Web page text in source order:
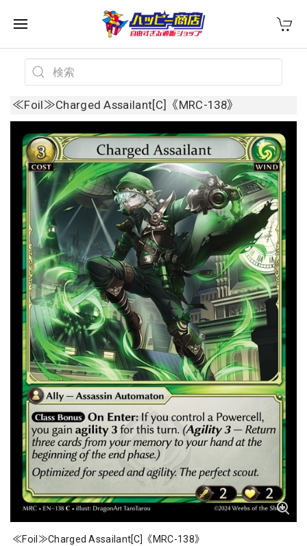
≪Foil≫Charged Assailant[C]《MRC-138》
≪Foil≫Charged Assailant[C]《MRC-138》